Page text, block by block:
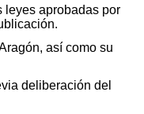
leyes aprobadas por
así como su
deliberación del